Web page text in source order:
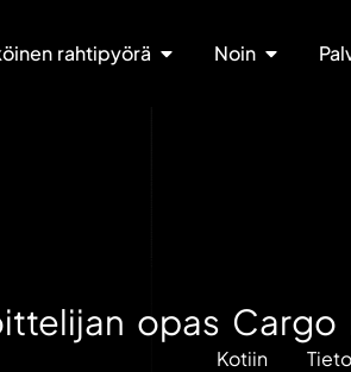
rahtipyörä Noin
opas
Kotiin Tieto